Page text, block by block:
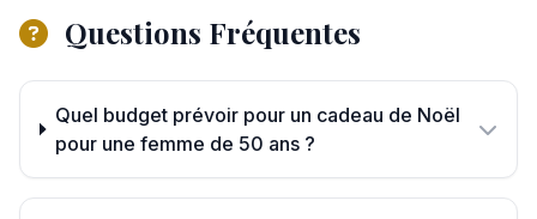
Questions Fréquentes
Quel budget prévoir pour un cadeau de Noël
pour une femme de 50 ans ?